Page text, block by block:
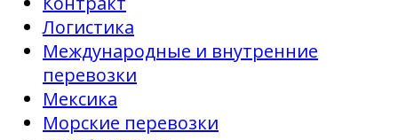
Логистика
Международные и внутренние
перевозки
Мексика
Морские перевозки